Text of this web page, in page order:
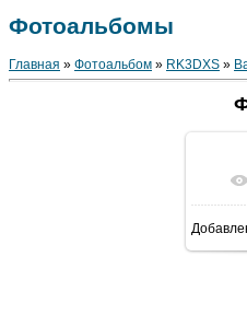
Фотоальбомы
Главная » Фотоальбом » RK3DXS »